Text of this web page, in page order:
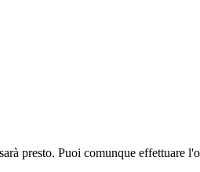
presto. Puoi comunque effettuare